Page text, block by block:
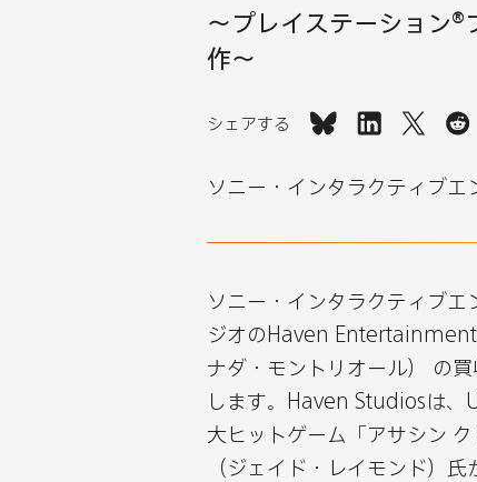
～プレイステーション
作～
シェアする
ソ
ー・
タ
ラ
ク
テ
ィ
ブ
ソ
ー・
タ
ラ
テ
ィ
ブ
ソ
ー・
タ
ラ
テ
ィ
ブ
ソ
タ
ラ
ク
テ
ィ
ブ
ソニー・インタラクティブエ
ソニー・インタラクティブ
ジオのHaven
ナダ・モントリオール） の
します。Haven Studiosは
大ヒットゲーム「アサシン
（ジェイド・レイモンド）